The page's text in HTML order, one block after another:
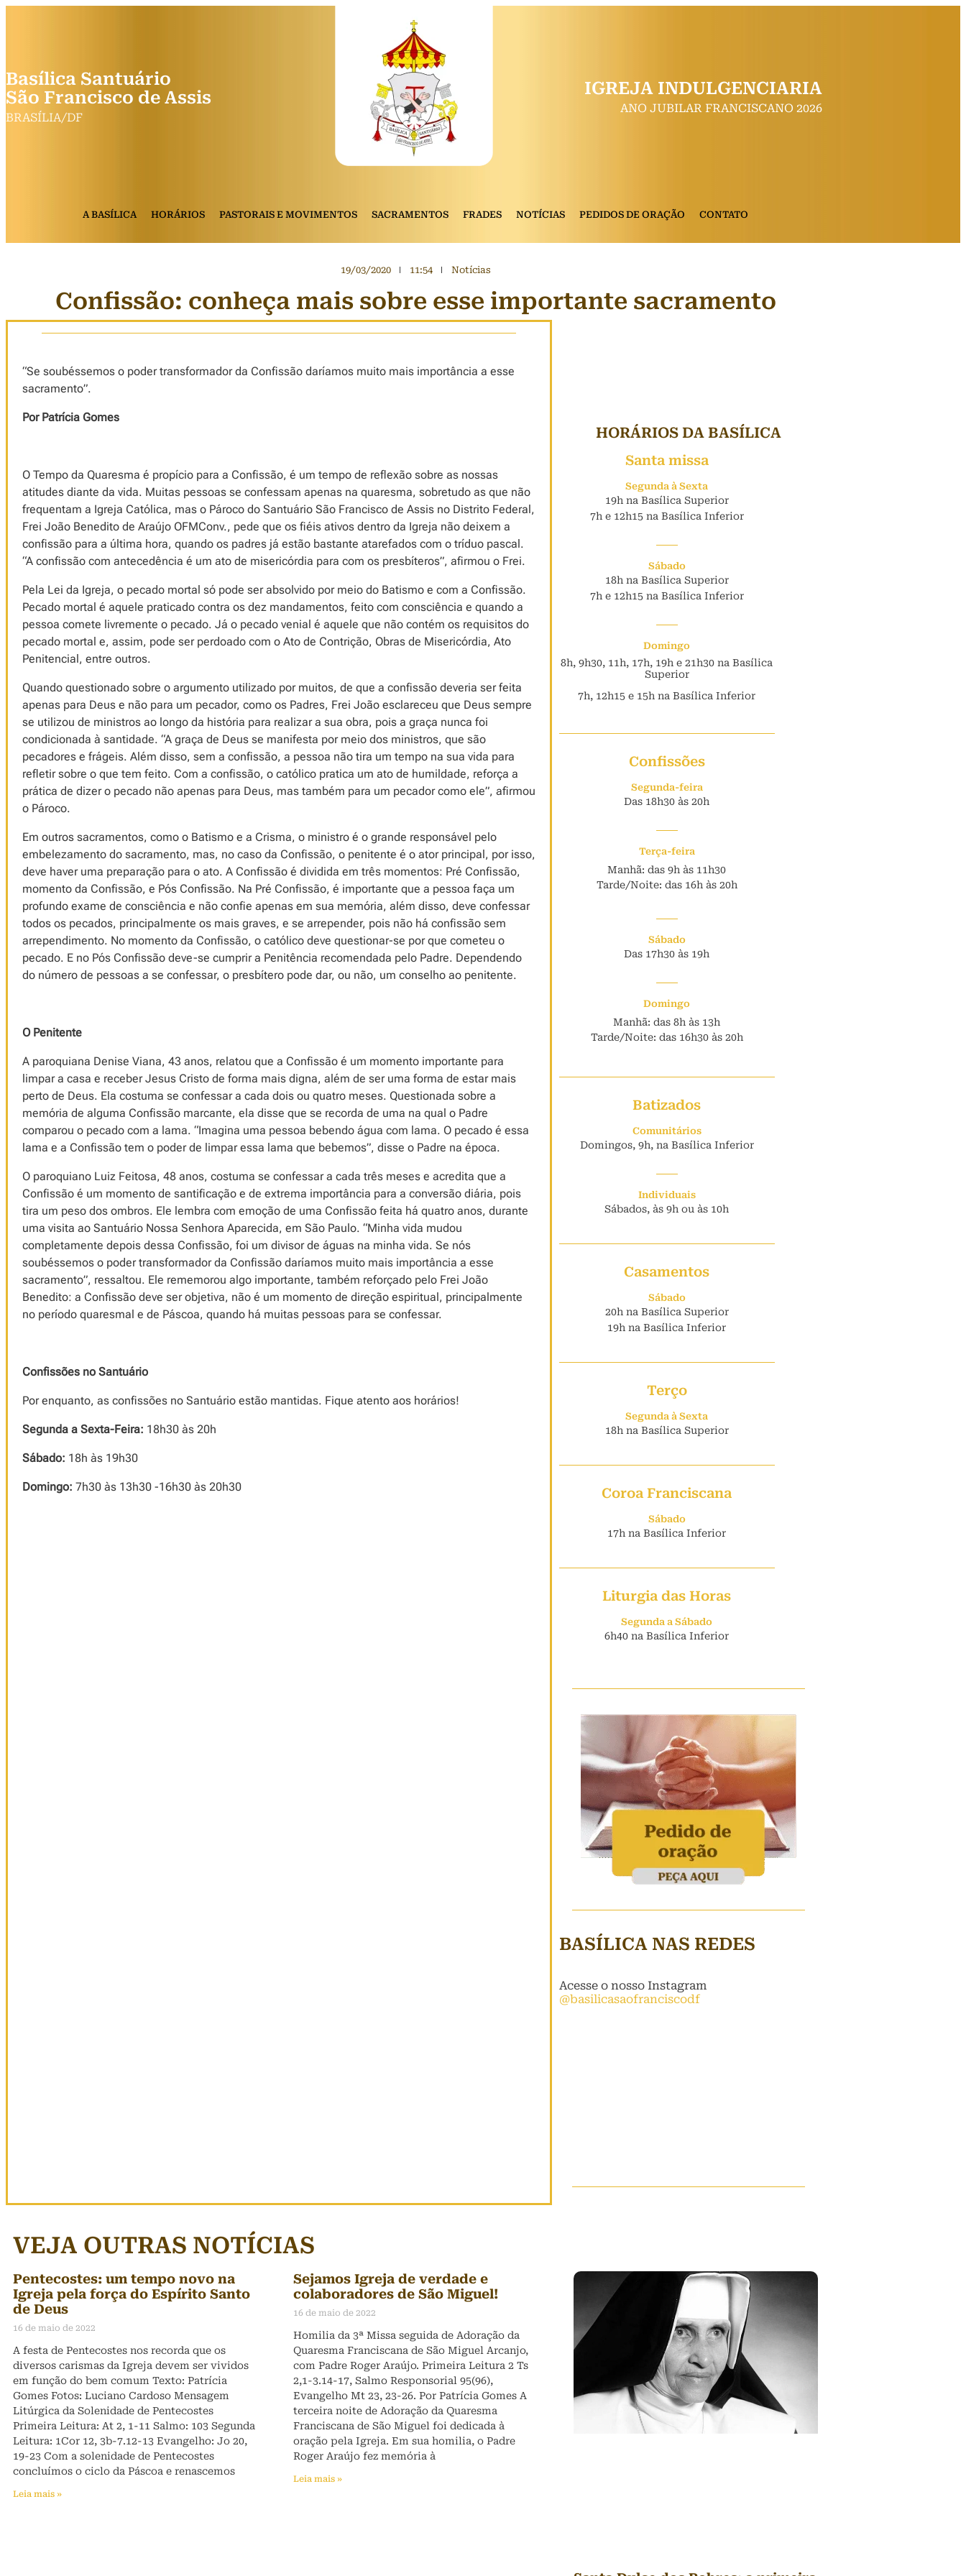
Basílica Santuário
São Francisco de Assis
BRASÍLIA/DF
IGREJA INDULGENCIARIA
ANO JUBILAR FRANCISCANO 2026
A BASÍLICA HORÁRIOS PASTORAIS E MOVIMENTOS SACRAMENTOS FRADES NOTÍCIAS PEDIDOS DE ORAÇÃO CONTATO
19/03/2020 11:54 Notícias
Confissão: conheça mais sobre esse importante sacramento
“Se soubéssemos o poder transformador da Confissão daríamos muito mais importância a esse
sacramento”.
Por Patrícia Gomes
O Tempo da Quaresma é propício para a Confissão, é um tempo de reflexão sobre as nossas
atitudes diante da vida. Muitas pessoas se confessam apenas na quaresma, sobretudo as que não
frequentam a Igreja Católica, mas o Pároco do Santuário São Francisco de Assis no Distrito Federal,
Frei João Benedito de Araújo OFMConv., pede que os fiéis ativos dentro da Igreja não deixem a
confissão para a última hora, quando os padres já estão bastante atarefados com o tríduo pascal.
“A confissão com antecedência é um ato de misericórdia para com os presbíteros”, afirmou o Frei.
Pela Lei da Igreja, o pecado mortal só pode ser absolvido por meio do Batismo e com a Confissão.
Pecado mortal é aquele praticado contra os dez mandamentos, feito com consciência e quando a
pessoa comete livremente o pecado. Já o pecado venial é aquele que não contém os requisitos do
pecado mortal e, assim, pode ser perdoado com o Ato de Contrição, Obras de Misericórdia, Ato
Penitencial, entre outros.
Quando questionado sobre o argumento utilizado por muitos, de que a confissão deveria ser feita
apenas para Deus e não para um pecador, como os Padres, Frei João esclareceu que Deus sempre
se utilizou de ministros ao longo da história para realizar a sua obra, pois a graça nunca foi
condicionada à santidade. “A graça de Deus se manifesta por meio dos ministros, que são
pecadores e frágeis. Além disso, sem a confissão, a pessoa não tira um tempo na sua vida para
refletir sobre o que tem feito. Com a confissão, o católico pratica um ato de humildade, reforça a
prática de dizer o pecado não apenas para Deus, mas também para um pecador como ele”, afirmou
o Pároco.
Em outros sacramentos, como o Batismo e a Crisma, o ministro é o grande responsável pelo
embelezamento do sacramento, mas, no caso da Confissão, o penitente é o ator principal, por isso,
deve haver uma preparação para o ato. A Confissão é dividida em três momentos: Pré Confissão,
momento da Confissão, e Pós Confissão. Na Pré Confissão, é importante que a pessoa faça um
profundo exame de consciência e não confie apenas em sua memória, além disso, deve confessar
todos os pecados, principalmente os mais graves, e se arrepender, pois não há confissão sem
arrependimento. No momento da Confissão, o católico deve questionar-se por que cometeu o
pecado. E no Pós Confissão deve-se cumprir a Penitência recomendada pelo Padre. Dependendo
do número de pessoas a se confessar, o presbítero pode dar, ou não, um conselho ao penitente.
O Penitente
A paroquiana Denise Viana, 43 anos, relatou que a Confissão é um momento importante para
limpar a casa e receber Jesus Cristo de forma mais digna, além de ser uma forma de estar mais
perto de Deus. Ela costuma se confessar a cada dois ou quatro meses. Questionada sobre a
memória de alguma Confissão marcante, ela disse que se recorda de uma na qual o Padre
comparou o pecado com a lama. “Imagina uma pessoa bebendo água com lama. O pecado é essa
lama e a Confissão tem o poder de limpar essa lama que bebemos”, disse o Padre na época.
O paroquiano Luiz Feitosa, 48 anos, costuma se confessar a cada três meses e acredita que a
Confissão é um momento de santificação e de extrema importância para a conversão diária, pois
tira um peso dos ombros. Ele lembra com emoção de uma Confissão feita há quatro anos, durante
uma visita ao Santuário Nossa Senhora Aparecida, em São Paulo. “Minha vida mudou
completamente depois dessa Confissão, foi um divisor de águas na minha vida. Se nós
soubéssemos o poder transformador da Confissão daríamos muito mais importância a esse
sacramento”, ressaltou. Ele rememorou algo importante, também reforçado pelo Frei João
Benedito: a Confissão deve ser objetiva, não é um momento de direção espiritual, principalmente
no período quaresmal e de Páscoa, quando há muitas pessoas para se confessar.
Confissões no Santuário
Por enquanto, as confissões no Santuário estão mantidas. Fique atento aos horários!
Segunda a Sexta-Feira: 18h30 às 20h
Sábado: 18h às 19h30
Domingo: 7h30 às 13h30 -16h30 às 20h30
HORÁRIOS DA BASÍLICA
Santa missa
Segunda à Sexta
19h na Basílica Superior
7h e 12h15 na Basílica Inferior
Sábado
18h na Basílica Superior
7h e 12h15 na Basílica Inferior
Domingo
8h, 9h30, 11h, 17h, 19h e 21h30 na Basílica
Superior
7h, 12h15 e 15h na Basílica Inferior
Confissões
Segunda-feira
Das 18h30 às 20h
Terça-feira
Manhã: das 9h às 11h30
Tarde/Noite: das 16h às 20h
Sábado
Das 17h30 às 19h
Domingo
Manhã: das 8h às 13h
Tarde/Noite: das 16h30 às 20h
Batizados
Comunitários
Domingos, 9h, na Basílica Inferior
Individuais
Sábados, às 9h ou às 10h
Casamentos
Sábado
20h na Basílica Superior
19h na Basílica Inferior
Terço
Segunda à Sexta
18h na Basílica Superior
Coroa Franciscana
Sábado
17h na Basílica Inferior
Liturgia das Horas
Segunda a Sábado
6h40 na Basílica Inferior
BASÍLICA NAS REDES
Acesse o nosso Instagram
@basilicasaofranciscodf
VEJA OUTRAS NOTÍCIAS
Pentecostes: um tempo novo na
Igreja pela força do Espírito Santo
de Deus
16 de maio de 2022
A festa de Pentecostes nos recorda que os
diversos carismas da Igreja devem ser vividos
em função do bem comum Texto: Patrícia
Gomes Fotos: Luciano Cardoso Mensagem
Litúrgica da Solenidade de Pentecostes
Primeira Leitura: At 2, 1-11 Salmo: 103 Segunda
Leitura: 1Cor 12, 3b-7.12-13 Evangelho: Jo 20,
19-23 Com a solenidade de Pentecostes
concluímos o ciclo da Páscoa e renascemos
Leia mais »
Sejamos Igreja de verdade e
colaboradores de São Miguel!
16 de maio de 2022
Homilia da 3ª Missa seguida de Adoração da
Quaresma Franciscana de São Miguel Arcanjo,
com Padre Roger Araújo. Primeira Leitura 2 Ts
2,1-3.14-17, Salmo Responsorial 95(96),
Evangelho Mt 23, 23-26. Por Patrícia Gomes A
terceira noite de Adoração da Quaresma
Franciscana de São Miguel foi dedicada à
oração pela Igreja. Em sua homilia, o Padre
Roger Araújo fez memória à
Leia mais »